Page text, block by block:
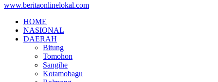
www.beritaonlinelokal.com
HOME
NASIONAL
DAERAH
Bitung
Tomohon
Sangihe
Kotamobagu